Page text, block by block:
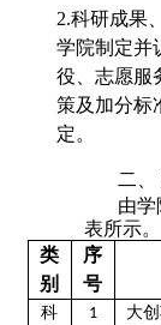
2.科研成果
学院制定并
役、志愿服
策及加分标
定。
二、
由
表所示。
类
别
序
号
科
1
大